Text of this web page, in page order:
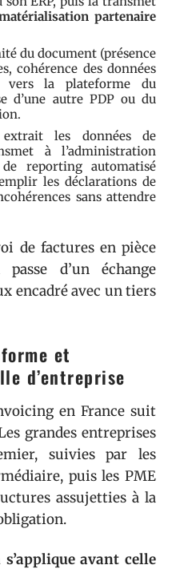
partenaire
du document (présence
cohérence des données
vers la plateforme du
d’une autre PDP ou du
les données de
à l’administration
reporting automatisé
les déclarations de
sans attendre
de factures en pièce
d’un échange
encadré avec un tiers
et
d’entreprise
en France suit
grandes entreprises
suivies par les
puis les PME
assujetties à la
avant celle